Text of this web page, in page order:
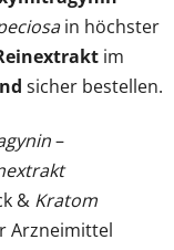
in höchster
im
sicher bestellen.
–
& Kratom
Arzneimittel